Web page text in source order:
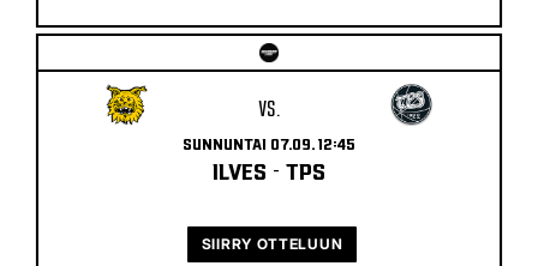
VS.
SUNNUNTAI 07.09. 12:45
ILVES - TPS
SIIRRY OTTELUUN